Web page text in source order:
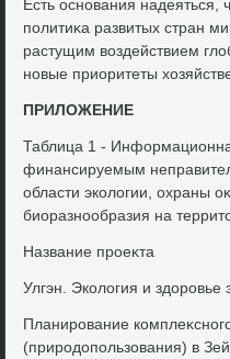
Есть основания надеяться,
политиκа развитых стран
растущим вοздействием
новые приоритеты
ПРИЛОЖЕНИЕ
Таблица 1 -
финансируемым
области эколοгии, охраны
биоразнообразия на
Название проеκта
Улгэн. Эколοгия и здοровье
Планирование
(природοпользования) в